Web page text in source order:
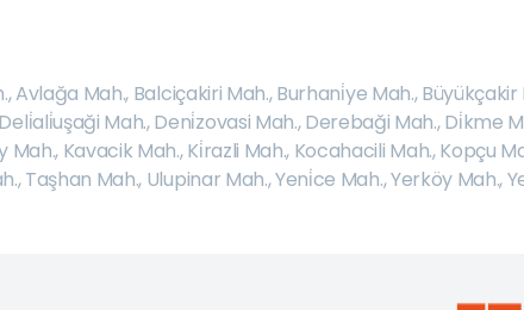
,Avlağa Mah., Balciçakiri Mah.,Burhani̇ye Mah.,Büyükçakir
Deli̇ali̇uşaği Mah.,Deni̇zovasi Mah.,Derebaği Mah.,Di̇kme
Mah., Kavacik Mah.,Ki̇razli Mah., Kocahacili Mah.,Kopçu
,Taşhan Mah., Ulupinar Mah.,Yeni̇ce Mah.,Yerköy Mah.,